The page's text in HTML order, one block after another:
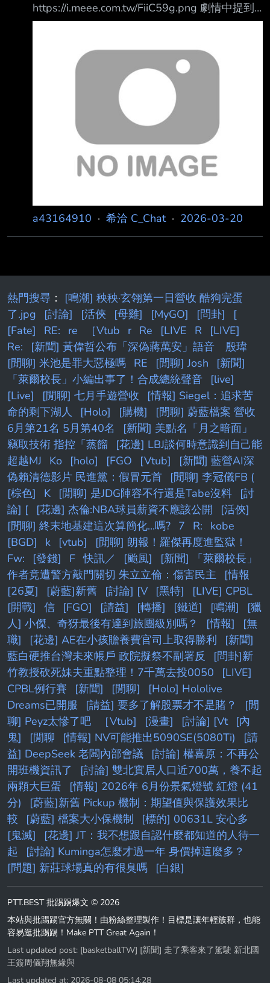
https://i.meee.com.tw/FiiC59g.png 劇情中提到
羅伊人成年會在身上留下符文 小橘子驕傲的表
https://i.meee.com.tw/7Z693Tt.jpg 提前三年，
但是成年 所以成年了對吧 我很好奇
https://i.meee.com.tw/vapOGPk.jpg --
a43164910 · 希洽 C_Chat· 2026-03-20
熱門搜尋 ： [鳴潮] 秧秧·玄翎第一日營收 酷狗完蛋
了.jpg
[討論] [活俠 [母雞] [MyGO] [問卦]
[
[Fate]
RE: re ［Vtub r Re [LIVE R
[LIVE]
Re:
[新聞] 黃偉哲公布「深偽蔣萬安」語音 殷瑋
[閒聊] 米池是罪大惡極嗎 RE [閒聊] Josh
[新聞]
「萊爾校長」小編出事了！合成總統聲音
[live]
[Live]
[閒聊] 七月手遊營收
[情報] Siegel：追求苦
命的剩下湖人
[Holo] [購機]
[閒聊] 蔚藍檔案 營收
6月第21名 5月第40名
[新聞] 美點名「月之暗面」
竊取技術 指控「蒸餾
[花邊] LBJ談何時意識到自己能
超越MJ
Ko [holo] [FGO [Vtub]
[新聞] 藍營AI深
偽賴清德影片 民進黨：假冒元首
[閒聊] 李冠儀FB (
[棕色]
K [閒聊] 是JDG陣容不行還是Tabe沒料
[討
論] [
[花邊] 杰倫:NBA球員薪資不應該公開
[活俠]
[閒聊] 終末地基建這次算簡化...嗎? 7 R:
kobe
[BGD]
k [vtub]
[閒聊] 朗報！羅傑再度進監獄！
Fw:
[發錢] F 快訊／ [颱風]
[新聞] 「萊爾校長」
作者竟遭警方敲門關切 朱立立倫：傷害民主
[情報
[26夏]
[蔚藍]新舊 [討論] [V [黑特]
[LIVE] CPBL
[開戰]
信 [FGO] [請益] [轉播] [鐵道] [鳴潮]
[獵
人] 小傑、奇犽最後有達到旅團級別嗎？
[情報]
[無
職]
[花邊] AE在小孩贍養費官司上取得勝利
[新聞]
藍白硬推台灣未來帳戶 政院擬祭不副署反
[問卦]新
竹教授砍死妹夫重點整理！7千萬去投0050
[LIVE]
CPBL例行賽
[新聞] [閒聊]
[Holo] Hololive
Dreams已開服
[請益] 要多了解股票才不是賭？
[閒
聊] Peyz太慘了吧
［Vtub] [漫畫] [討論] [Vt
[內
鬼]
[閒聊 [情報] NV可能推出5090SE(5080Ti)
[請
益] DeepSeek 老闆內部會議
[討論] 權喜原：不再公
開班機資訊了
[討論] 雙北實居人口近700萬，養不起
兩顆大巨蛋
[情報] 2026年 6月份景氣燈號 紅燈 (41
分)
[蔚藍]新舊 Pickup 機制：期望值與保護效果比
較
[蔚藍] 檔案大小保機制
[標的] 00631L 安心多
[鬼滅]
[花邊] JT：我不想跟自認什麼都知道的人待一
起
[討論] Kuminga怎麼才過一年 身價掉這麼多？
[問題] 新莊球場真的有很臭嗎
[白銀]
PTT.BEST 批踢踢爆文 © 2026
本站與批踢踢官方無關！由粉絲整理製作！目標是讓年輕族群，也能
容易逛批踢踢！Make PTT Great Again！
Last updated post: [basketballTW] [新聞] 走了乘客來了駕駛 新北國
王簽周儀翔無緣與
Last updated at: 2026-08-08 05:14:28